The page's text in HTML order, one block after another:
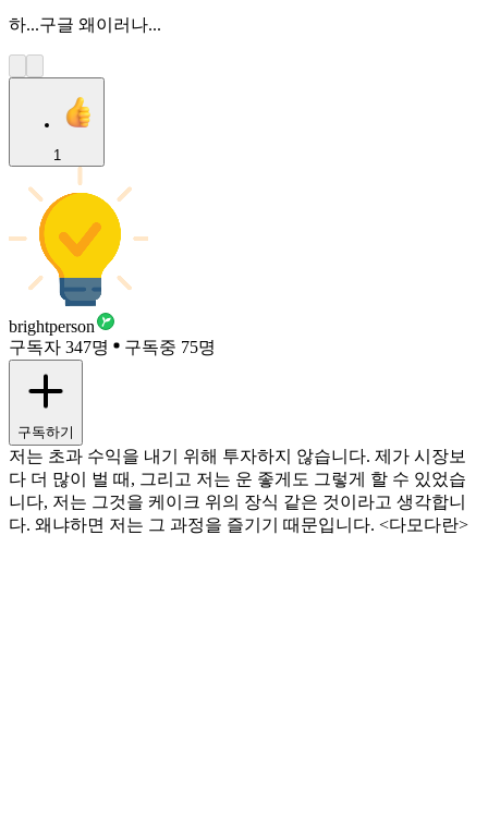
하...구글 왜이러나...
1
brightperson
구독자 347명
구독중 75명
구독하기
저는 초과 수익을 내기 위해 투자하지 않습니다. 제가 시장보
다 더 많이 벌 때, 그리고 저는 운 좋게도 그렇게 할 수 있었습
니다, 저는 그것을 케이크 위의 장식 같은 것이라고 생각합니
다. 왜냐하면 저는 그 과정을 즐기기 때문입니다. <다모다란>